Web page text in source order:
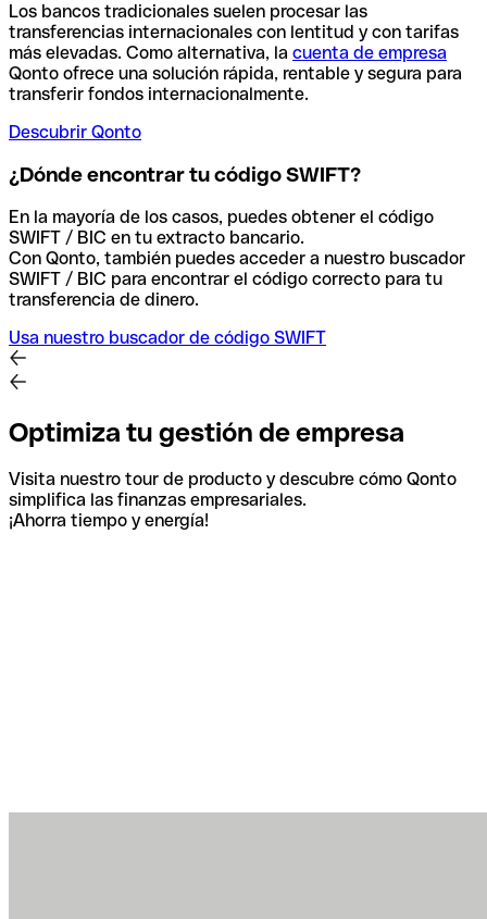
Los bancos tradicionales suelen procesar las
transferencias internacionales con lentitud y con tarifas
más elevadas. Como alternativa, la cuenta de empresa
Qonto ofrece una solución rápida, rentable y segura para
transferir fondos internacionalmente.
Descubrir Qonto
¿Dónde encontrar tu código SWIFT?
En la mayoría de los casos, puedes obtener el código
SWIFT / BIC en tu extracto bancario.
Con Qonto, también puedes acceder a nuestro buscador
SWIFT / BIC para encontrar el código correcto para tu
transferencia de dinero.
Usa nuestro buscador de código SWIFT
Optimiza tu gestión de empresa
Visita nuestro tour de producto y descubre cómo Qonto
simplifica las finanzas empresariales.
¡Ahorra tiempo y energía!